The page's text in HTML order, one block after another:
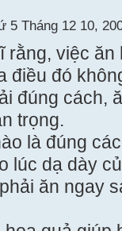
5 Tháng 12 10,
việc
điều đó
đúng cách,
trọng.
là đúng
lúc dạ dày
ăn ngay